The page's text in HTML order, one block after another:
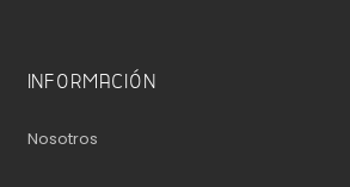
INFORMACIÓN
Nosotros